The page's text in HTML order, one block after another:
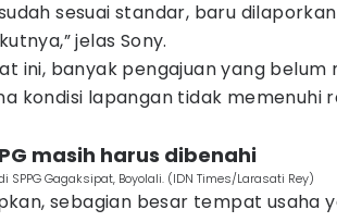
sesuai standar, baru dilaporkan
jelas Sony.
ini, banyak pengajuan yang
kondisi lapangan tidak memenuhi
masih harus dibenahi
SPPG Gagaksipat, Boyolali. (IDN Times/Larasati Rey)
sebagian besar tempat usaha